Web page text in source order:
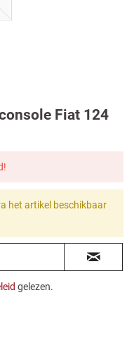
Fiat 124
het artikel beschikbaar
gelezen.